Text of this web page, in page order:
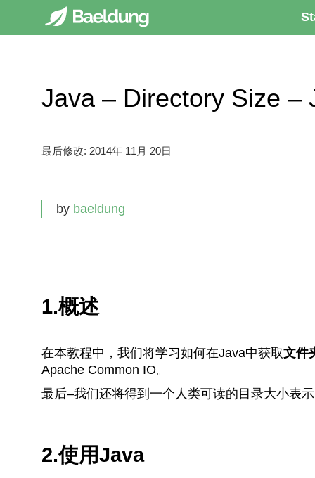
Java – Directory Size –
最后修改: 2014年 11月 20日
by baeldung
1.概述
在本教程中，我们将学习如何在Java中获取文件
Apache Common IO。
最后–我们还将得到一个人类可读的目录大小表
2.使用Java